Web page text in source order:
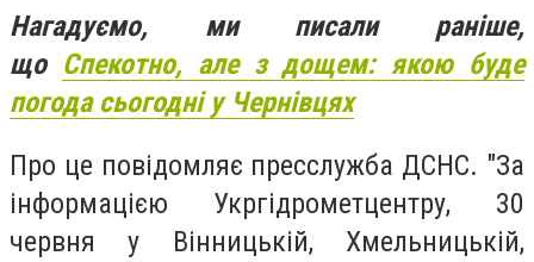
Нагадуємо, ми писали раніше,
що Спекотно, але з дощем: якою буде
погода сьогодні у Чернівцях
Про це повідомляє пресслужба ДСНС. "За
інформацією Укргідрометцентру, 30
червня у Вінницькій, Хмельницькій,